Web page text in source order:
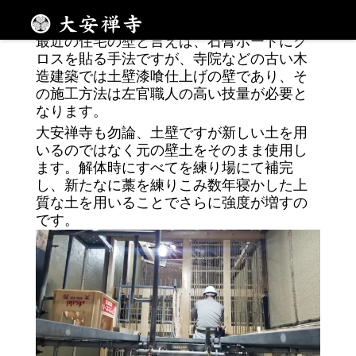
土壁とは？
最近の住宅の壁と言えば、石膏ボードにク
ロスを貼る手法ですが、寺院などの古い木
造建築では土壁漆喰仕上げの壁であり、そ
の施工方法は左官職人の高い技量が必要と
なります。
大安禅寺も勿論、土壁ですが新しい土を用
いるのではなく元の壁土をそのまま使用し
ます。解体時にすべてを練り場にて補完
し、新たなに藁を練りこみ数年寝かした上
質な土を用いることでさらに強度が増すの
です。